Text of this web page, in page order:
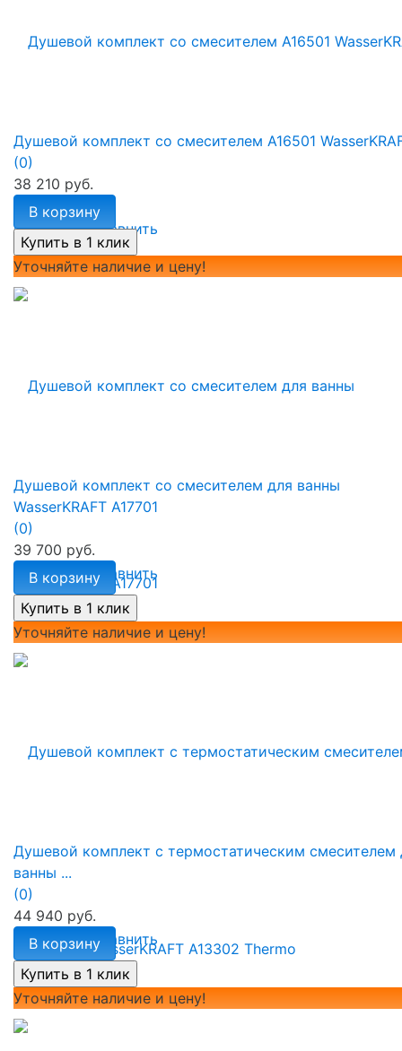
избранное сравнить
Душевой комплект со смесителем A16501
(0)
38 210 руб.
В корзину
Уточняйте наличие и цену!
избранное сравнить
Душевой комплект со смесителем для ванны
WasserKRAFT A17701
(0)
39 700 руб.
В корзину
Уточняйте наличие и цену!
избранное сравнить
Душевой комплект с термостатическим смесителем
ванны ...
(0)
44 940 руб.
В корзину
Уточняйте наличие и цену!